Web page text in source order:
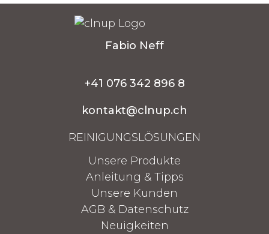
Fabio Neff
+41 076 342 896 8
kontakt@clnup.ch
REINIGUNGSLÖSUNGEN
Unsere Produkte
Anleitung & Tipps
Unsere Kunden
AGB & Datenschutz
Neuigkeiten